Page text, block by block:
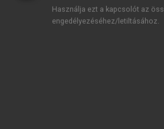
Használja ezt a kapcsolót az
engedélyezéséhez/letiltásához.